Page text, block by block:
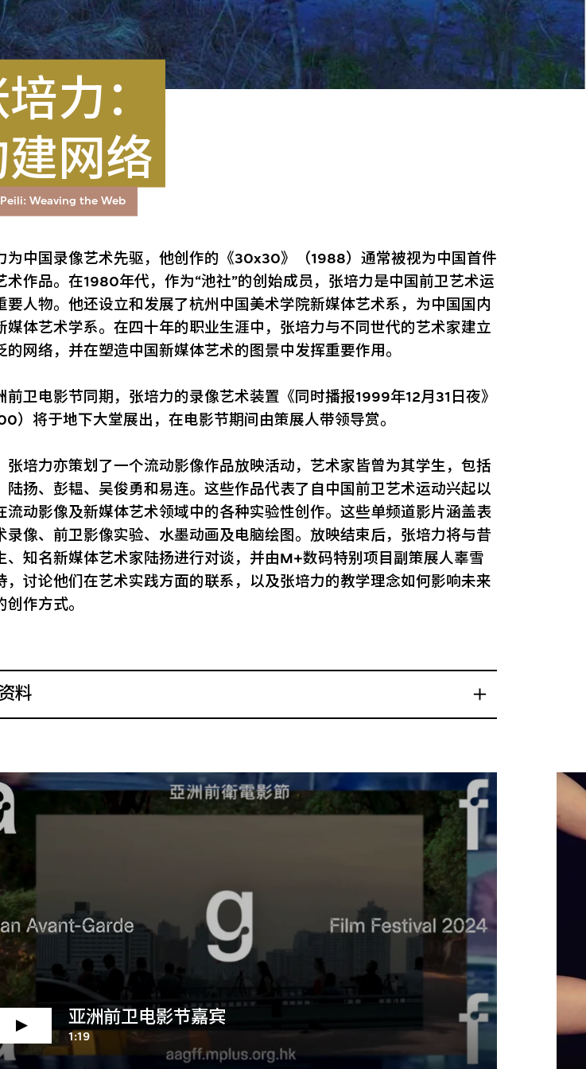
力：
网络​
Weaving the Web
为中国录像艺术先驱，他创作的《30x30》（1988）通常被视为中国首件
术作品。在1980年代，作为“池社”的创始成员，张培力是中国前卫艺术运
要人物。他还设立和发展了杭州中国美术学院新媒体艺术系，为中国国内
媒体艺术学系。在四十年的职业生涯中，张培力与不同世代的艺术家建立
的网络，并在塑造中国新媒体艺术的图景中发挥重要作用。
前卫电影节同期，张培力的录像艺术装置《同时播报1999年12月31日夜》
）将于地下大堂展出，在电影节期间由策展人带领导赏。
张培力亦策划了一个流动影像作品放映活动，艺术家皆曾为其学生，包括
陆扬、彭韫、吴俊勇和易连。这些作品代表了自中国前卫艺术运动兴起以
流动影像及新媒体艺术领域中的各种实验性创作。这些单频道影片涵盖表
录像、前卫影像实验、水墨动画及电脑绘图。放映结束后，张培力将与昔
、知名新媒体艺术家陆扬进行对谈，并由M+数码特别项目副策展人辜雪
，讨论他们在艺术实践方面的联系，以及张培力的教学理念如何影响未来
创作方式。
料
卫电影节嘉宾
Play
Video
亚洲前卫电影节嘉宾
1:19